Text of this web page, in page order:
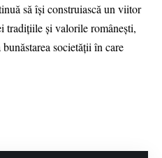
să își construiască un viitor
tradițiile și valorile românești,
societății în care